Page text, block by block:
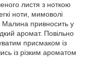
листя з ноткою
ноти, мимоволі
Малина привносить у
аромат. Повільно
присмаком із
із різким ароматом